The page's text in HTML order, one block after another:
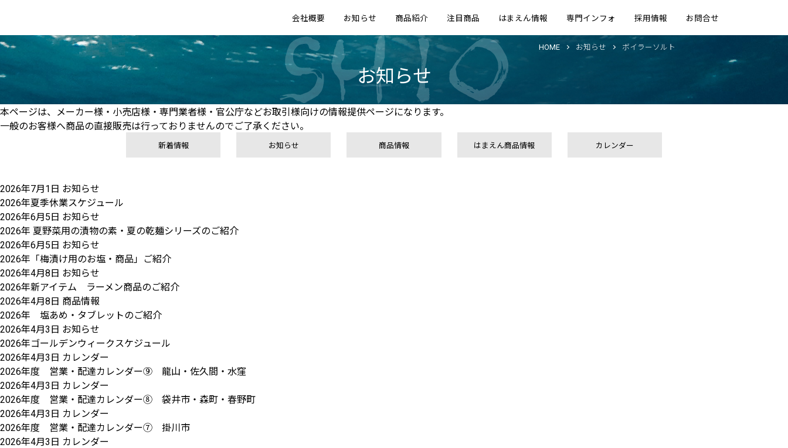
会社概要 お知らせ 商品紹介 注目商品 はまえん情報 専門インフォ 採用情報 お問合せ
HOME お知らせ ボイラーソルト
お知らせ
本ページは、メーカー様・小売店様・専門業者様・官公庁などお取引様向けの情報提供ページになります。
一般のお客様へ商品の直接販売は行っておりませんのでご了承ください。
新着情報 お知らせ 商品情報 はまえん商品情報 カレンダー
2026年7月1日 お知らせ
2026年夏季休業スケジュール
2026年6月5日 お知らせ
2026年 夏野菜用の漬物の素・夏の乾麺シリーズのご紹介
2026年6月5日 お知らせ
2026年「梅漬け用のお塩・商品」ご紹介
2026年4月8日 お知らせ
2026年新アイテム ラーメン商品のご紹介
2026年4月8日 商品情報
2026年 塩あめ・タブレットのご紹介
2026年4月3日 お知らせ
2026年ゴールデンウィークスケジュール
2026年4月3日 カレンダー
2026年度 営業・配達カレンダー⑨ 龍山・佐久間・水窪
2026年4月3日 カレンダー
2026年度 営業・配達カレンダー⑧ 袋井市・森町・春野町
2026年4月3日 カレンダー
2026年度 営業・配達カレンダー⑦ 掛川市
2026年4月3日 カレンダー